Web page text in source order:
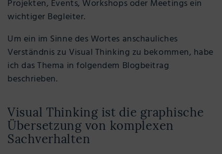
Projekten, Events, Workshops oder Meetings ein
wichtiger Begleiter.
Um ein im Sinne des Wortes anschauliches
Verständnis zu Visual Thinking zu bekommen, habe
ich das Thema in folgendem Blogbeitrag
beschrieben.
Visual Thinking ist die graphische
Übersetzung von komplexen
Sachverhalten